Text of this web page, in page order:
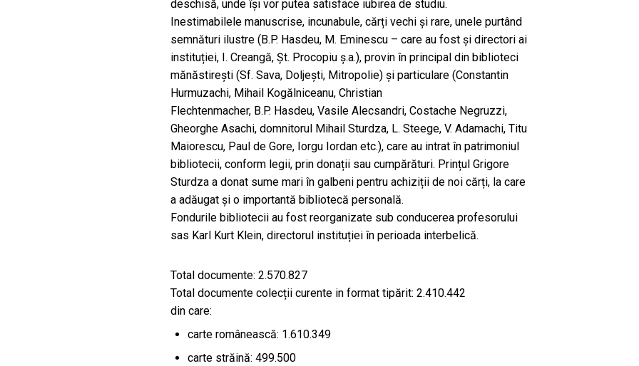
deschisă, unde își vor putea satisface iubirea de studiu.
Inestimabilele manuscrise, incunabule, cărți vechi și rare, unele purtând
semnături ilustre (B.P. Hasdeu, M. Eminescu – care au fost și directori ai
instituției, I. Creangă, Șt. Procopiu ș.a.), provin în principal din biblioteci
mănăstirești (Sf. Sava, Doljești, Mitropolie) și particulare (Constantin
Hurmuzachi, Mihail Kogălniceanu, Christian
Flechtenmacher, B.P. Hasdeu, Vasile Alecsandri, Costache Negruzzi,
Gheorghe Asachi, domnitorul Mihail Sturdza, L. Steege, V. Adamachi, Titu
Maiorescu, Paul de Gore, Iorgu Iordan etc.), care au intrat în patrimoniul
bibliotecii, conform legii, prin donații sau cumpărături. Prințul Grigore
Sturdza a donat sume mari în galbeni pentru achiziții de noi cărți, la care
a adăugat și o importantă bibliotecă personală.
Fondurile bibliotecii au fost reorganizate sub conducerea profesorului
sas Karl Kurt Klein, directorul instituției în perioada interbelică.
Total documente: 2.570.827
Total documente colecții curente in format tipărit: 2.410.442
din care:
carte românească: 1.610.349
carte străină: 499.500